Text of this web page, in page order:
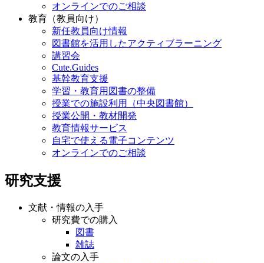
オンラインでのご相談
教育（教員向け）
新任教員向け情報
図書館を活用したアクティブラーニング
講習会
Cute.Guides
基幹教育支援
学習・教育用図書の整備
授業での施設利用（中央図書館）
授業公開・教材開発
教育情報サービス
自宅で使える電子コンテンツ
オンラインでのご相談
研究支援
文献・情報の入手
研究費での購入
図書
雑誌
論文の入手